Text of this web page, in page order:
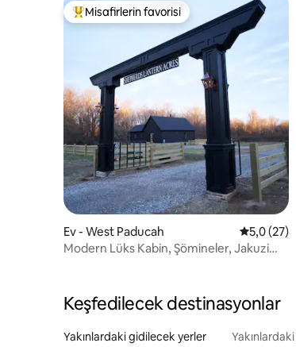
Misafirlerin favorilerinden en beğenilenler
Misafirlerin favorisi
Ev - West Paducah 55,0 (27)
Modern Lüks Kabin, Şömineler, Jakuzi
Keşfedilecek destinasyonlar
Yakınlardaki gidilecek yerler